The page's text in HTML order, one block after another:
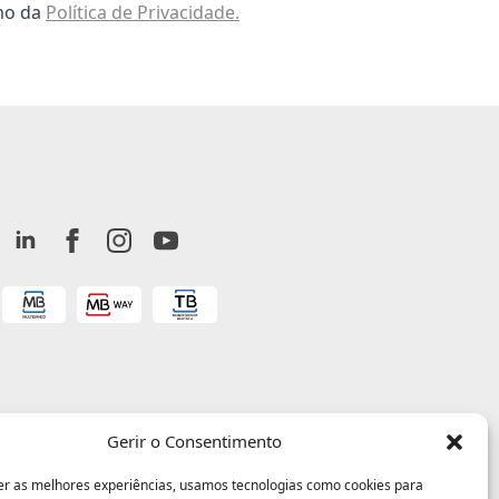
Gerir o Consentimento
as melhores experiências, usamos tecnologias como cookies para
da Política de Privacidade.